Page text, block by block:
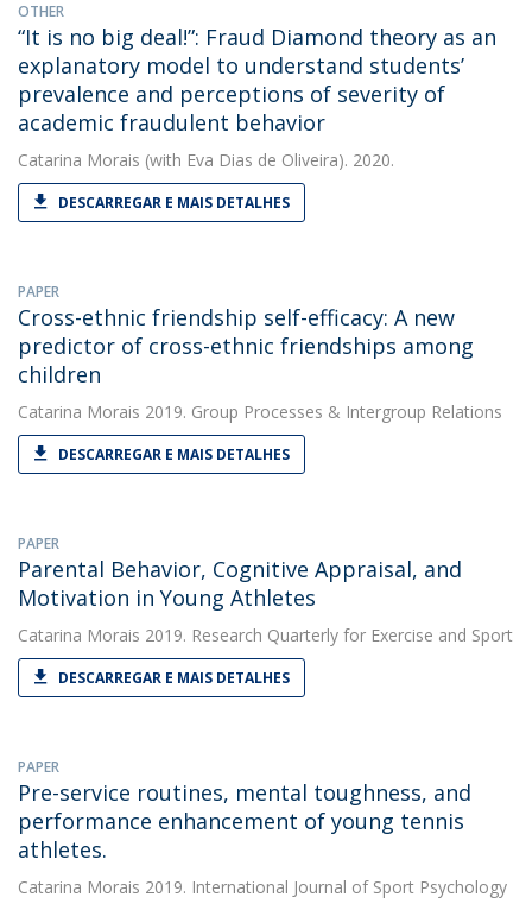
OTHER
“It is no big deal!”: Fraud Diamond theory as an
explanatory model to understand students’
prevalence and perceptions of severity of
academic fraudulent behavior
Catarina Morais (with Eva Dias de Oliveira). 2020.
DESCARREGAR E MAIS DETALHES
PAPER
Cross-ethnic friendship self-efficacy: A new
predictor of cross-ethnic friendships among
children
Catarina Morais 2019. Group Processes & Intergroup Relations
DESCARREGAR E MAIS DETALHES
PAPER
Parental Behavior, Cognitive Appraisal, and
Motivation in Young Athletes
Catarina Morais 2019. Research Quarterly for Exercise and Sport
DESCARREGAR E MAIS DETALHES
PAPER
Pre-service routines, mental toughness, and
performance enhancement of young tennis
athletes.
Catarina Morais 2019. International Journal of Sport Psychology